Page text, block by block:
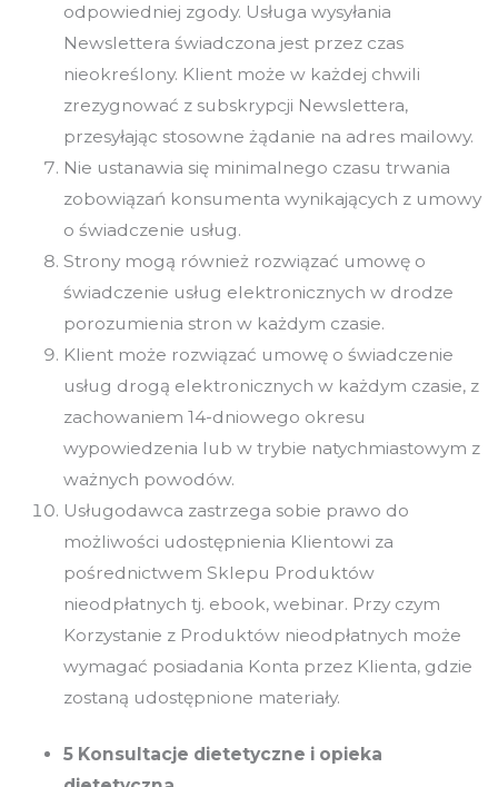
odpowiedniej zgody. Usługa wysyłania
Newslettera świadczona jest przez czas
nieokreślony. Klient może w każdej chwili
zrezygnować z subskrypcji Newslettera,
przesyłając stosowne żądanie na adres mailowy.
Nie ustanawia się minimalnego czasu trwania
zobowiązań konsumenta wynikających z umowy
o świadczenie usług.
Strony mogą również rozwiązać umowę o
świadczenie usług elektronicznych w drodze
porozumienia stron w każdym czasie.
Klient może rozwiązać umowę o świadczenie
usług drogą elektronicznych w każdym czasie, z
zachowaniem 14-dniowego okresu
wypowiedzenia lub w trybie natychmiastowym z
ważnych powodów.
Usługodawca zastrzega sobie prawo do
możliwości udostępnienia Klientowi za
pośrednictwem Sklepu Produktów
nieodpłatnych tj. ebook, webinar. Przy czym
Korzystanie z Produktów nieodpłatnych może
wymagać posiadania Konta przez Klienta, gdzie
zostaną udostępnione materiały.
5 Konsultacje dietetyczne i opieka